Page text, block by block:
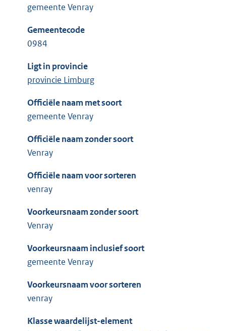
gemeente Venray
Gemeentecode
0984
Ligt in provincie
provincie Limburg
Officiële naam met soort
gemeente Venray
Officiële naam zonder soort
Venray
Officiële naam voor sorteren
venray
Voorkeursnaam zonder soort
Venray
Voorkeursnaam inclusief soort
gemeente Venray
Voorkeursnaam voor sorteren
venray
Klasse waardelijst-element